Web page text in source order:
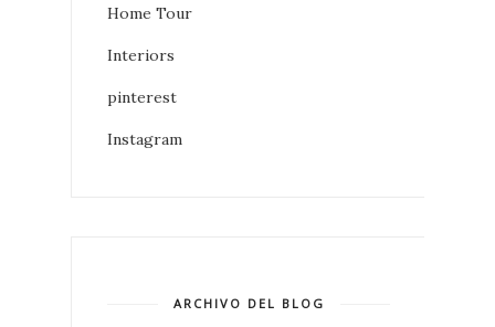
Home Tour
Interiors
pinterest
Instagram
ARCHIVO DEL BLOG